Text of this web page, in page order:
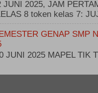
JUNI 2025, JAM
8 token kelas 7:
GENAP SMP
JUNI 2025 MAPEL TIK